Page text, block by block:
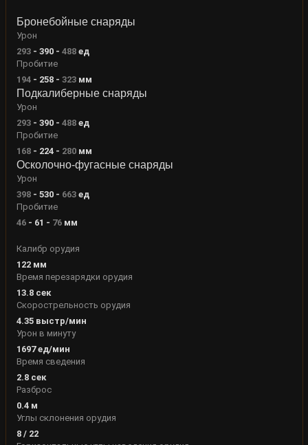
Бронебойные снаряды
Урон
293- 390- 488ед
Пробитие
194- 258- 323 мм
Подкалиберные снаряды
Урон
293- 390- 488ед
Пробитие
168- 224- 280 мм
Осколочно-фугасные снаряды
Урон
398- 530- 663ед
Пробитие
46- 61 - 76 мм
Калибр орудия
122мм
Время перезарядки орудия
13.8сек
Скорострельность орудия
4.35выстр/мин
Урон в минуту
1697ед/мин
Время сведения
2.8сек
Разброс
0.4м
Углы склонения орудия
8 / 22